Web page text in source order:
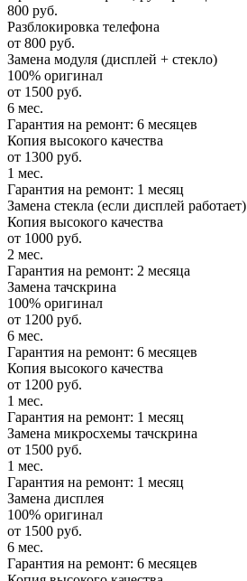
800 руб.
Разблокировка телефона
от 800 руб.
Замена модуля (дисплей + стекло)
100% оригинал
от 1500 руб.
6 мес.
Гарантия на ремонт: 6 месяцев
Копия высокого качества
от 1300 руб.
1 мес.
Гарантия на ремонт: 1 месяц
Замена стекла (если дисплей работает)
Копия высокого качества
от 1000 руб.
2 мес.
Гарантия на ремонт: 2 месяца
Замена тачскрина
100% оригинал
от 1200 руб.
6 мес.
Гарантия на ремонт: 6 месяцев
Копия высокого качества
от 1200 руб.
1 мес.
Гарантия на ремонт: 1 месяц
Замена микросхемы тачскрина
от 1500 руб.
1 мес.
Гарантия на ремонт: 1 месяц
Замена дисплея
100% оригинал
от 1500 руб.
6 мес.
Гарантия на ремонт: 6 месяцев